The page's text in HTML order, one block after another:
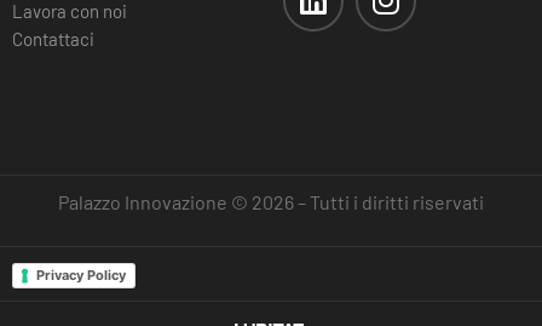
Lavora con noi
Contattaci
Palazzo Innovazione © 2026 – Tutti i diritti riservati
Privacy Policy